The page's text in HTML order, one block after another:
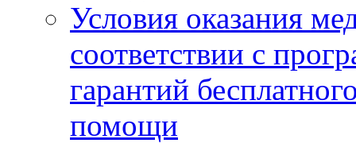
Условия оказания
соответствии с
гарантий
помощи